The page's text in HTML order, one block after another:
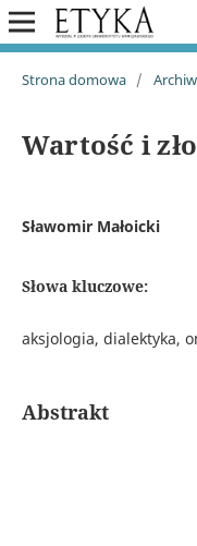
Strona domowa /
Wartość i zło
Sławomir Małoicki
Słowa kluczowe:
aksjologia, dialektyka,
Abstrakt